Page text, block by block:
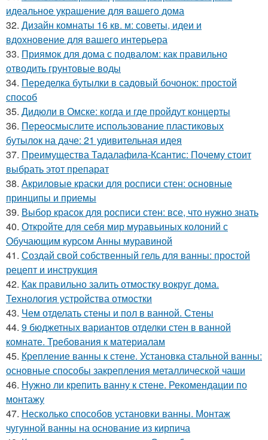
идеальное украшение для вашего дома
32. Дизайн комнаты 16 кв. м: советы, идеи и
вдохновение для вашего интерьера
33. Приямок для дома с подвалом: как правильно
отводить грунтовые воды
34. Переделка бутылки в садовый бочонок: простой
способ
35. Дидюли в Омске: когда и где пройдут концерты
36. Переосмыслите использование пластиковых
бутылок на даче: 21 удивительная идея
37. Преимущества Тадалафила-Ксантис: Почему стоит
выбрать этот препарат
38. Акриловые краски для росписи стен: основные
принципы и приемы
39. Выбор красок для росписи стен: все, что нужно знать
40. Откройте для себя мир муравьиных колоний с
Обучающим курсом Анны муравиной
41. Создай свой собственный гель для ванны: простой
рецепт и инструкция
42. Как правильно залить отмостку вокруг дома.
Технология устройства отмостки
43. Чем отделать стены и пол в ванной. Стены
44. 9 бюджетных вариантов отделки стен в ванной
комнате. Требования к материалам
45. Крепление ванны к стене. Установка стальной ванны:
основные способы закрепления металлической чаши
46. Нужно ли крепить ванну к стене. Рекомендации по
монтажу
47. Несколько способов установки ванны. Монтаж
чугунной ванны на основание из кирпича